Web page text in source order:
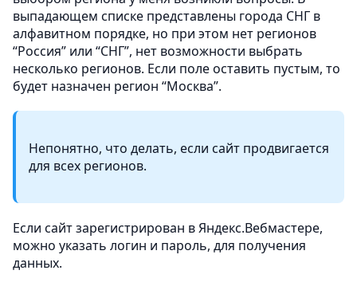
выпадающем списке представлены города СНГ в
алфавитном порядке, но при этом нет регионов
“Россия” или “СНГ”, нет возможности выбрать
несколько регионов. Если поле оставить пустым, то
будет назначен регион “Москва”.
Непонятно, что делать, если сайт продвигается
для всех регионов.
Если сайт зарегистрирован в Яндекс.Вебмастере,
можно указать логин и пароль, для получения
данных.